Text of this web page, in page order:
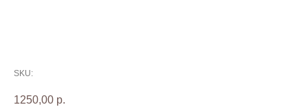
SKU:
1250,00 р.